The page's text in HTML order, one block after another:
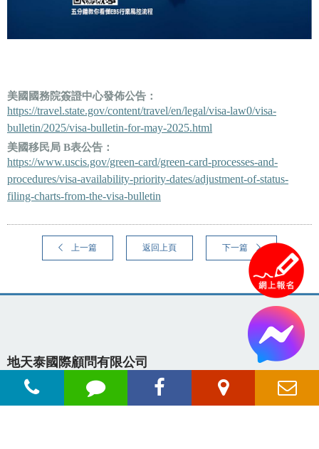
美國國務院簽證中心發佈公告：
https://travel.state.gov/content/travel/en/legal/visa-law0/visa-
bulletin/2025/visa-bulletin-for-may-2025.html
美國移民局 B表公告：
https://www.uscis.gov/green-card/green-card-processes-and-
procedures/visa-availability-priority-dates/adjustment-of-status-
filing-charts-from-the-visa-bulletin
上一篇 返回上頁 下一篇
地天泰國際顧問有限公司
統編：83695977
106433 台北市大安區忠孝東路四段290號2樓